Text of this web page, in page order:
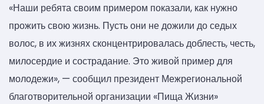
«Наши ребята своим примером показали, как нужно
прожить свою жизнь. Пусть они не дожили до седых
волос, в их жизнях сконцентрировалась доблесть, честь,
милосердие и сострадание. Это живой пример для
молодежи», — сообщил президент Межрегиональной
благотворительной организации «Пища Жизни»